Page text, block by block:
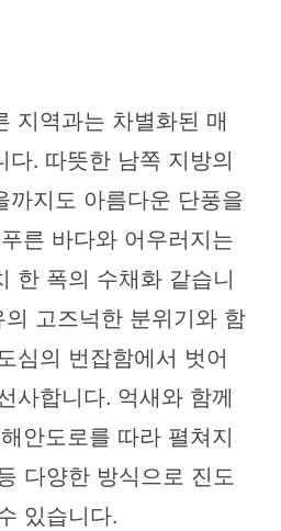
지역과는 차별화된 매
다. 따뜻한 남쪽 지방의
까지도 아름다운 단풍을
른 바다와 어우러지는
한 폭의 수채화 같습니
고즈넉한 분위기와 함
심의 번잡함에서 벗어
사합니다. 억새와 함께
안도로를 따라 펼쳐지
다양한 방식으로 진도
있습니다.